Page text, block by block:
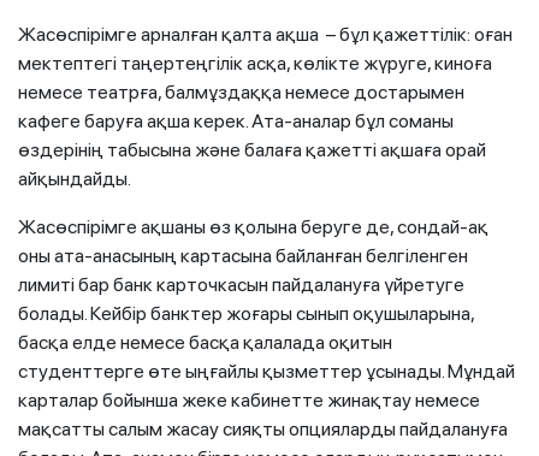
Жасөспірімге арналған қалта ақша – бұл қажеттілік: оған
мектептегі таңертеңгілік асқа, көлікте жүруге, киноға
немесе театрға, балмұздаққа немесе достарымен
кафеге баруға ақша керек. Ата-аналар бұл соманы
өздерінің табысына және балаға қажетті ақшаға орай
айқындайды.
Жасөспірімге ақшаны өз қолына беруге де, сондай-ақ
оны ата-анасының картасына байланған белгіленген
лимиті бар банк карточкасын пайдалануға үйретуге
болады. Кейбір банктер жоғары сынып оқушыларына,
басқа елде немесе басқа қалалада оқитын
студенттерге өте ыңғайлы қызметтер ұсынады. Мұндай
карталар бойынша жеке кабинетте жинақтау немесе
мақсатты салым жасау сияқты опцияларды пайдалануға